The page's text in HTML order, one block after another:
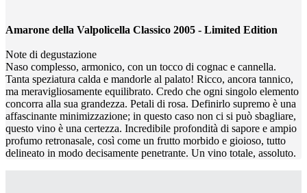
Amarone della Valpolicella Classico 2005 - Limited Edition
Note di degustazione
Naso complesso, armonico, con un tocco di cognac e cannella.
Tanta speziatura calda e mandorle al palato! Ricco, ancora tannico,
ma meravigliosamente equilibrato. Credo che ogni singolo elemento
concorra alla sua grandezza. Petali di rosa. Definirlo supremo è una
affascinante minimizzazione; in questo caso non ci si può sbagliare,
questo vino è una certezza. Incredibile profondità di sapore e ampio
profumo retronasale, così come un frutto morbido e gioioso, tutto
delineato in modo decisamente penetrante. Un vino totale, assoluto.